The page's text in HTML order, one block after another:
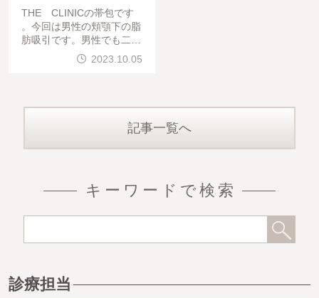
THE CLINICの帯包です
。今回は男性の頬顎下の脂
肪吸引です。男性でも二重
顎をなくしてフェイスライ
ンをすっきりしたい方は沢
2023.10.05
記事一覧へ
キーワードで検索
診療担当